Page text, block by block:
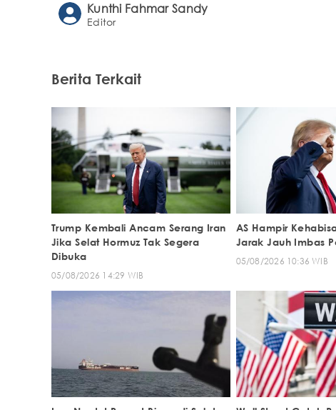
Kunthi Fahmar Sandy
Editor
Berita Terkait
Trump Kembali Ancam Serang Iran
Jika Selat Hormuz Tak Segera
Dibuka
05/08/2026 14:29 WIB
AS Hampir
Jarak Jauh Imbas
05/08/2026 10:36 WIB